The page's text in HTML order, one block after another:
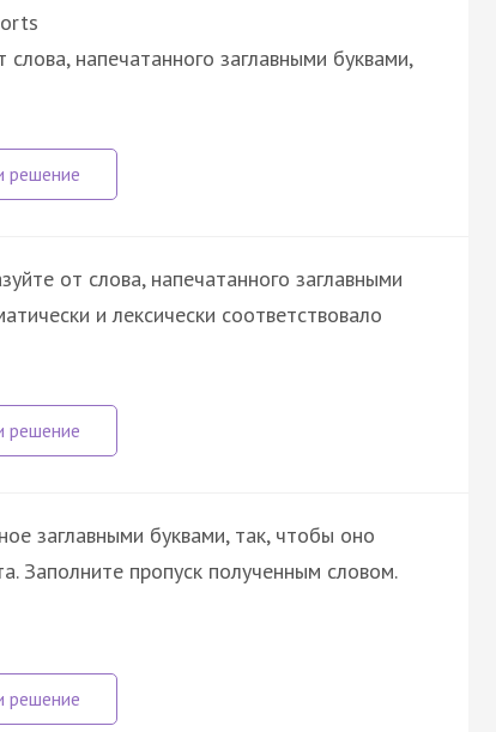
напечатанного заглавными буквами,
от слова, напечатанного заглавными
и лексически соответствовало
заглавными буквами, так, чтобы оно
Заполните пропуск полученным словом.